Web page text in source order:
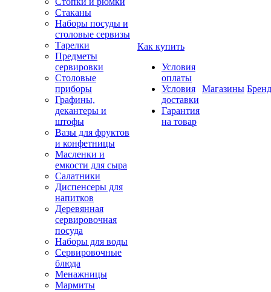
Стаканы
Наборы посуды и
столовые сервизы
Тарелки
Предметы
сервировки
Столовые
приборы
Графины,
декантеры и
штофы
Вазы для фруктов
и конфетницы
Масленки и
емкости для сыра
Салатники
Диспенсеры для
напитков
Деревянная
сервировочная
посуда
Наборы для воды
Сервировочные
блюда
Менажницы
Мармиты
Как купить
Условия
оплаты
Условия
доставки
Гарантия
на товар
Магазины